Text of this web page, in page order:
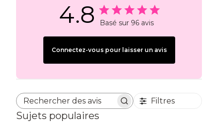
4.8 Basé sur 96 avis
Connectez-vous pour laisser un avis
Rechercher des avisFiltres
Sujets populaires